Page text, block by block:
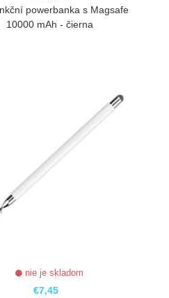
powerbanka s Magsafe
10000 mAh - čierna
nie je skladom
€7,45